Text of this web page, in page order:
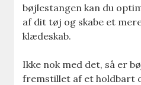
bøjlestangen kan du
af dit tøj og skabe et
klædeskab.
Ikke nok med det, så er
fremstillet af et holdbart